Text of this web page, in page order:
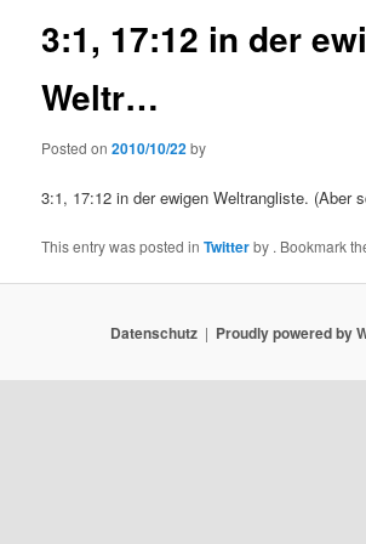
3:1, 17:12 in der
Weltr…
Posted on2010/10/22by
3:1, 17:12 in der ewigen Weltrangliste. (Aber
This entry was posted inTwitterby . Bookmark
Datenschutz Proudly powered by